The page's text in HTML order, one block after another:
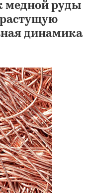
медной руды
растущую
динамика
Анализ